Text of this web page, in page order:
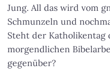
Jung. All das wird vom
Schmunzeln und
Steht der Katholikentag
morgendlichen
gegenüber?